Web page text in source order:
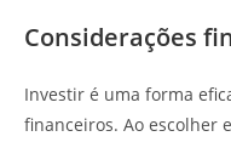
Considerações
Investir é uma forma
financeiros. Ao escolher